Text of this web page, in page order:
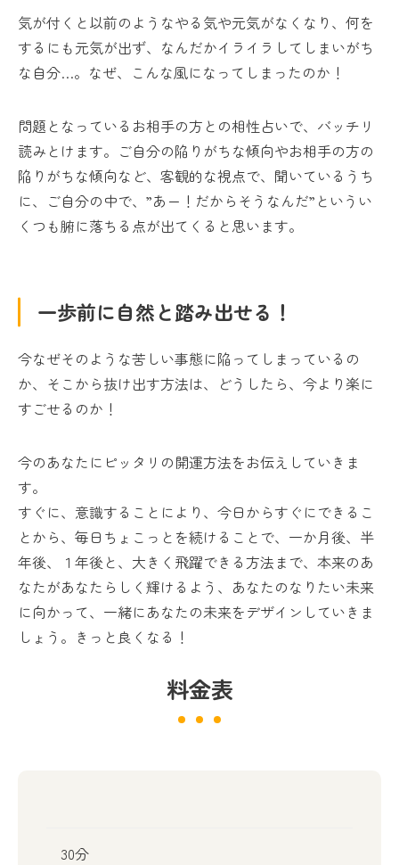
気が付くと以前のようなやる気や元気がなくなり、何を
するにも元気が出ず、なんだかイライラしてしまいがち
な自分…。なぜ、こんな風になってしまったのか！
問題となっているお相手の方との相性占いで、バッチリ
読みとけます。ご自分の陥りがちな傾向やお相手の方の
陥りがちな傾向など、客観的な視点で、聞いているうち
に、ご自分の中で、”あー！だからそうなんだ”というい
くつも腑に落ちる点が出てくると思います。
一歩前に自然と踏み出せる！
今なぜそのような苦しい事態に陥ってしまっているの
か、そこから抜け出す方法は、どうしたら、今より楽に
すごせるのか！
今のあなたにピッタリの開運方法をお伝えしていきま
す。
すぐに、意識することにより、今日からすぐにできるこ
とから、毎日ちょこっとを続けることで、一か月後、半
年後、１年後と、大きく飛躍できる方法まで、本来のあ
なたがあなたらしく輝けるよう、あなたのなりたい未来
に向かって、一緒にあなたの未来をデザインしていきま
しょう。きっと良くなる！
料金表
30分